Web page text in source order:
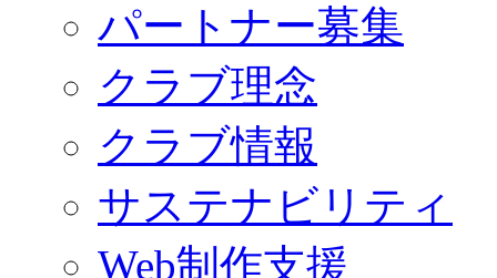
パートナー募集
クラブ理念
クラブ情報
サステナビリティ
Web制作支援